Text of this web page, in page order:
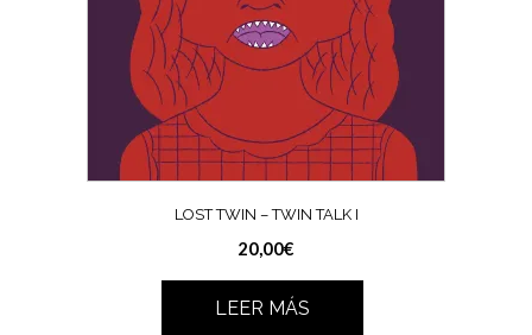
LOST TWIN – TWIN TALK I
20,00€
LEER MÁS